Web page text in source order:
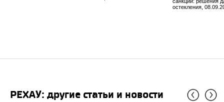
остекления,
РЕХАУ: другие статьи и новости